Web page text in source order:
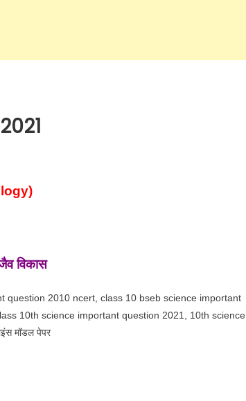
विकास
question 2010 ncert, class 10 bseb science important
10th science important question 2021, 10th science
मॉडल पेपर